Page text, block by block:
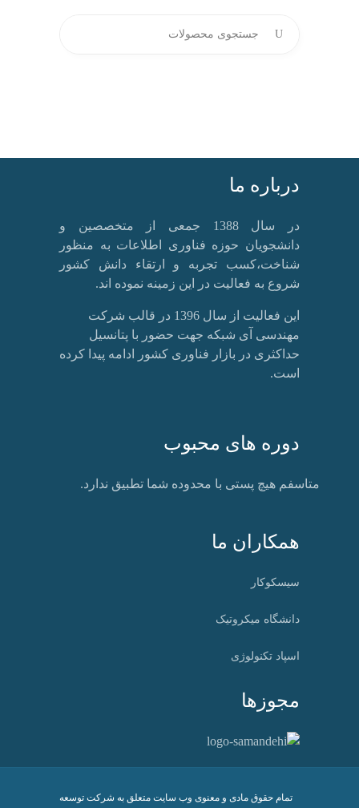
درباره ما
در سال 1388 جمعی از متخصصین و
دانشجویان حوزه فناوری اطلاعات به منظور
شناخت،کسب تجربه و ارتقاء دانش کشور
شروع به فعالیت در این زمینه نموده اند.
این فعالیت از سال 1396 در قالب شرکت
مهندسی آی شبکه جهت حضور با پتانسیل
حداکثری در بازار فناوری کشور ادامه پیدا کرده
است.
دوره های محبوب
متاسفم هیچ پستی با محدوده شما تطبیق ندارد.
همکاران ما
سیسکوکار
دانشگاه میکروتیک
اسپاد تکنولوژی
مجوزها
تمام حقوق مادی و معنوی وب سایت متعلق به شرکت توسعه